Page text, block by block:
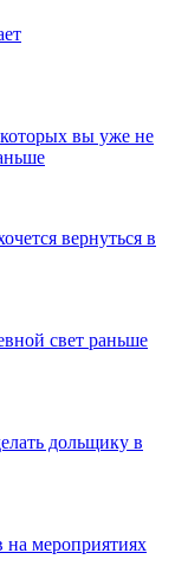
вы уже не
вернуться в
свет раньше
дольщику в
на мероприятиях